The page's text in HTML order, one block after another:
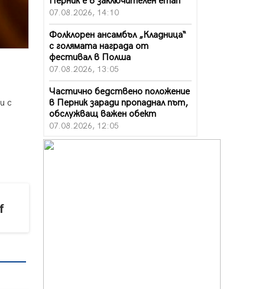
с
07.08.2026, 14:10
Фолклорен ансамбъл „Кладница“
с голямата награда от
фестивал в Полша
07.08.2026, 13:05
Частично бедствено положение
в Перник заради пропаднал път,
обслужващ важен обект
07.08.2026, 12:05
Да отговорим на жегите с филм